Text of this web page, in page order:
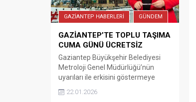
GAZİANTEP HABERLERİ GÜNDEM
GAZİANTEP’TE TOPLU TAŞIMA
CUMA GÜNÜ ÜCRETSİZ
Gaziantep Büyükşehir Belediyesi
Metroloji Genel Müdürlüğü’nün
uyarıları ile erkisini göstermeye
başlayan Kar yağışı ile 23 Ocak
Cuma Günü Turuncu Otobüsler,
22.01.2026